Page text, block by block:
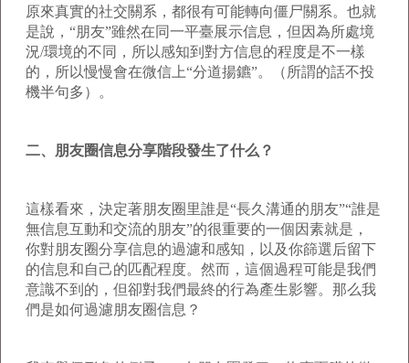
原來真實的社交關系，都很有可能轉向僵尸關系。也就
是說，“朋友”雖然在同一平臺展示信息，但因為所處境
況/環境的不同，所以感知到對方信息的程度是不一樣
的，所以慢慢會在微信上“分道揚鑣”。（所謂的話不投
機半句多）。
二、朋友圈信息分享階段發生了什么？
這樣看來，決定著朋友圈里誰是“長久溝通的朋友”“誰是
無信息互動和交流的朋友”的很重要的一個因素就是，
你對朋友圈分享信息的過濾和感知，以及你篩選后留下
的信息和自己的匹配程度。然而，這個過程可能是我們
意識不到的，但卻對我們最終的行為產生影響。那么我
們是如何過濾朋友圈信息？